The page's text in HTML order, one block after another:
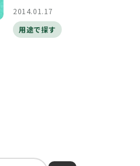
2014.01.17
用途で探す